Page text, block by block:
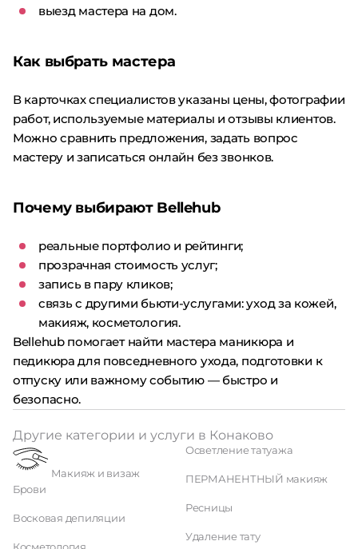
выезд мастера на дом.
Как выбрать мастера
В карточках специалистов указаны цены, фотографии
работ, используемые материалы и отзывы клиентов.
Можно сравнить предложения, задать вопрос
мастеру и записаться онлайн без звонков.
Почему выбирают Bellehub
реальные портфолио и рейтинги;
прозрачная стоимость услуг;
запись в пару кликов;
связь с другими бьюти-услугами: уход за кожей,
макияж, косметология.
Bellehub помогает найти мастера маникюра и
педикюра для повседневного ухода, подготовки к
отпуску или важному событию — быстро и
безопасно.
Другие категории и услуги в Конаково
Макияж и визаж
Брови
Восковая депиляции
Косметология
Осветление татуажа
ПЕРМАНЕНТНЫЙ макияж
Ресницы
Удаление тату